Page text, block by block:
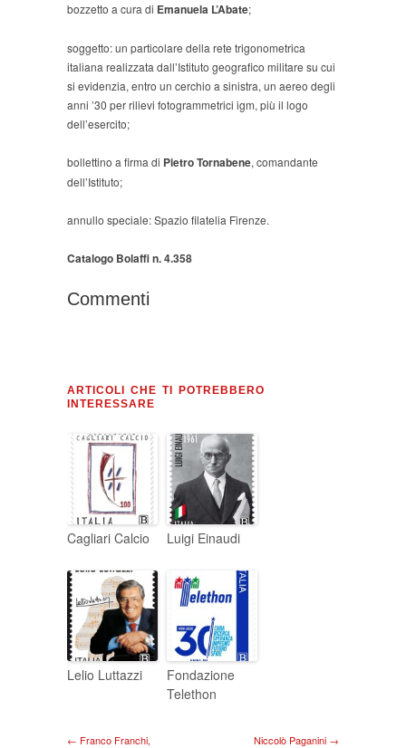
bozzetto a cura di Emanuela L’Abate;
soggetto: un particolare della rete trigonometrica
italiana realizzata dall’Istituto geografico militare su cui
si evidenzia, entro un cerchio a sinistra, un aereo degli
anni ’30 per rilievi fotogrammetrici igm, più il logo
dell’esercito;
bollettino a firma di Pietro Tornabene, comandante
dell’Istituto;
annullo speciale: Spazio filatelia Firenze.
Catalogo Bolaffi n. 4.358
Commenti
ARTICOLI CHE TI POTREBBERO
INTERESSARE
Cagliari Calcio Luigi Einaudi
Lelio Luttazzi
Fondazione
Telethon
← Franco Franchi,
Niccolò Paganini →